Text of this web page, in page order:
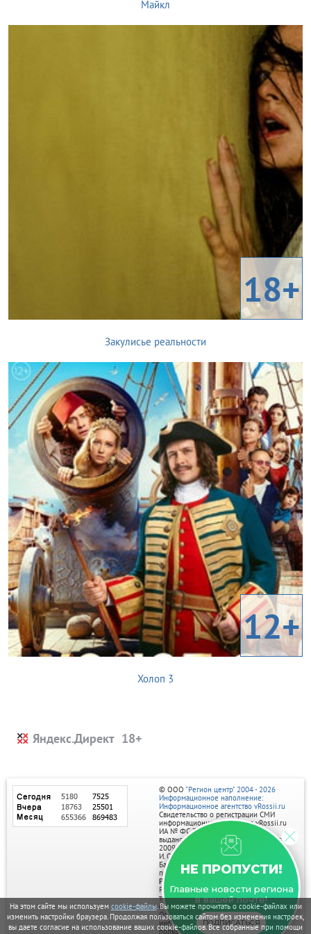
На этом сайте мы используем cookie-файлы. Вы можете прочитать о cookie-файлах или
изменить настройки браузера. Продолжая пользоваться сайтом без изменения настроек,
вы даете согласие на использование ваших cookie-файлов. Все собранные при помощи
Майкл
18+
Закулисье реальности
12+
Холоп 3
Яндекс.Директ
НЕ ПРОПУСТИ!
Главные новости региона
в вашей почте!
ПОДПИСАТЬСЯ
© ООО "Регион центр" 2004 - 2026
Информационное наполнение:
Информационное агентство vRossii.ru
Свидетельство о регистрации СМИ
информационного агентства vRossii.ru
ИА № ФС 77‑35502
выдано РОСКОМНАДЗОРом 04 марта
2009г.
И. О. Главного редактора Нарыков А. Н.
Баннеры на портале размещаются на
правах рекламы.
Реклама на портале:
Рекламное агентство "Умный маркетинг"
тел. 7-910-267-70-40,
email: umnyy.marketing@yandex.ru
Отдельные публикации могут содержать
информацию, не предназначенную для
пользователей до 18 лет.